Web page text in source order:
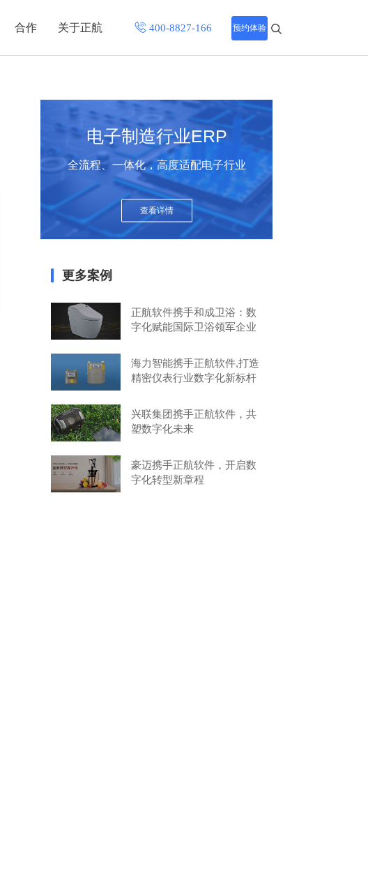
合作 关于正航
联系正航
网站导航
预约体验
电子制造行业ERP
全流程、一体化，高度适配电子行业
查看详情
更多案例
正航软件携手和成卫浴：数
字化赋能国际卫浴领军企业
海力智能携手正航软件,打造
精密仪表行业数字化新标杆
兴联集团携手正航软件，共
塑数字化未来
豪迈携手正航软件，开启数
字化转型新章程